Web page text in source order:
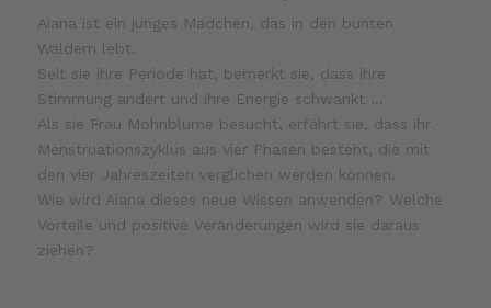
Aiana ist ein junges Mädchen, das in den bunten
Wäldern lebt.
Seit sie ihre Periode hat, bemerkt sie, dass ihre
Stimmung ändert und ihre Energie schwankt …
Als sie Frau Mohnblume besucht, erfährt sie, dass ihr
Menstruationszyklus aus vier Phasen besteht, die mit
den vier Jahreszeiten verglichen werden können.
Wie wird Aiana dieses neue Wissen anwenden? Welche
Vorteile und positive Veränderungen wird sie daraus
ziehen?